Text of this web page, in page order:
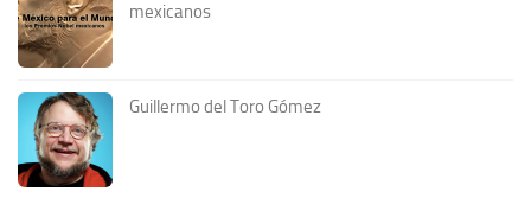
mexicanos
Guillermo del Toro Gómez